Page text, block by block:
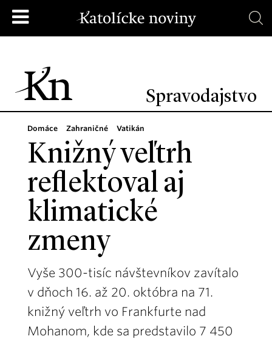
Spravodajstvo
Domáce Zahraničné Vatikán
Knižný veľtrh
reflektoval aj
klimatické
zmeny
Vyše 300-tisíc návštevníkov zavítalo
v dňoch 16. až 20. októbra na 71.
knižný veľtrh vo Frankfurte nad
Mohanom, kde sa predstavilo 7 450